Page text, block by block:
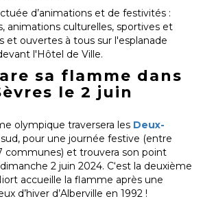
d’animations et de festivités :
animations culturelles, sportives et
et ouvertes à tous sur l'esplanade
l'Hôtel de Ville.
sa flamme dans
le 2 juin
olympique traversera les Deux-
pour une journée festive (entre
communes) et trouvera son point
2 juin 2024. C‘est la deuxième
accueille la flamme après une
d’hiver d’Alberville en 1992 !